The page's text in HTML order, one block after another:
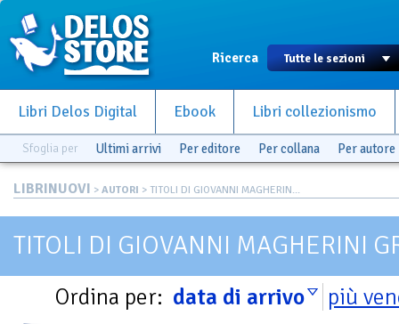
Ricerca
Libri Delos Digital Ebook Libri collezionismo
Sfoglia per Ultimi arrivi Per editore Per collana Per autore
LIBRINUOVI > AUTORI > TITOLI DI GIOVANNI MAGHERIN...
TITOLI DI GIOVANNI MAGHERINI
Ordina per: data di arrivo più